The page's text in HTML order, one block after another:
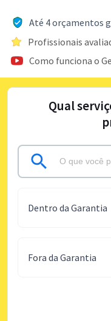
Até 4 orçamentos
Profissionais
Como funciona o
Qual
Dentro da Garantia
Fora da Garantia